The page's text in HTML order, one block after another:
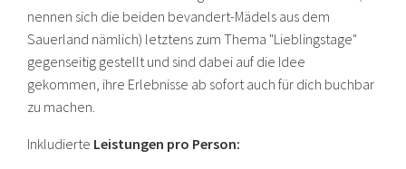
nennen sich die beiden bevandert-Mädels aus dem
Sauerland nämlich) letztens zum Thema "Lieblingstage"
gegenseitig gestellt und sind dabei auf die Idee
gekommen, ihre Erlebnisse ab sofort auch für dich buchbar
zu machen.
Inkludierte Leistungen pro Person: